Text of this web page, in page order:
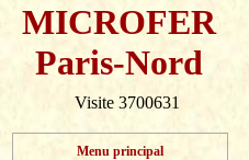
MICROFER
Paris-Nord
Visite 3700631
Menu principal